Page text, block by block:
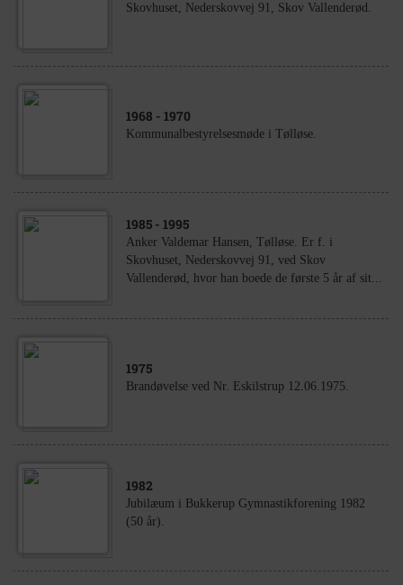
Skovhuset, Nederskovvej 91, Skov Vallenderød.
1968 - 1970
Kommunalbestyrelsesmøde i Tølløse.
1985 - 1995
Anker Valdemar Hansen, Tølløse. Er f. i
Skovhuset, Nederskovvej 91, ved Skov
Vallenderød, hvor han boede de første 5 år af sit...
1975
Brandøvelse ved Nr. Eskilstrup 12.06.1975.
1982
Jubilæum i Bukkerup Gymnastikforening 1982
(50 år).